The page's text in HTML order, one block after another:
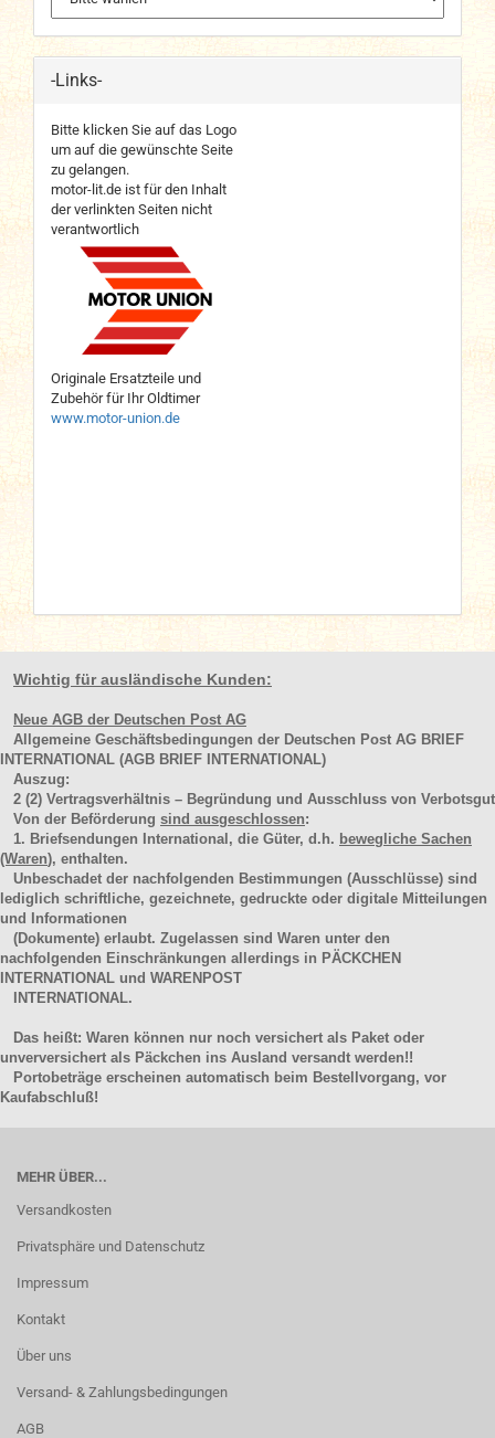
-Links-
Bitte klicken Sie auf das Logo
um auf die gewünschte Seite
zu gelangen.
motor-lit.de ist für den Inhalt
der verlinkten Seiten nicht
verantwortlich
Originale Ersatzteile und
Zubehör für Ihr Oldtimer
www.motor-union.de
Wichtig für ausländische Kunden:
Neue AGB der Deutschen Post AG
Allgemeine Geschäftsbedingungen der Deutschen Post AG BRIEF
INTERNATIONAL (AGB BRIEF INTERNATIONAL)
Auszug:
2 (2) Vertragsverhältnis – Begründung und Ausschluss von Verbotsgut
Von der Beförderung sind ausgeschlossen:
1. Briefsendungen International, die Güter, d.h. bewegliche Sachen
(Waren), enthalten.
Unbeschadet der nachfolgenden Bestimmungen (Ausschlüsse) sind
lediglich schriftliche, gezeichnete, gedruckte oder digitale Mitteilungen
und Informationen
(Dokumente) erlaubt. Zugelassen sind Waren unter den
nachfolgenden Einschränkungen allerdings in PÄCKCHEN
INTERNATIONAL und WARENPOST
INTERNATIONAL.
Das heißt: Waren können nur noch versichert als Paket oder
unverversichert als Päckchen ins Ausland versandt werden!!
Portobeträge erscheinen automatisch beim Bestellvorgang, vor
Kaufabschluß!
MEHR ÜBER...
Versandkosten
Privatsphäre und Datenschutz
Impressum
Kontakt
Über uns
Versand- & Zahlungsbedingungen
AGB